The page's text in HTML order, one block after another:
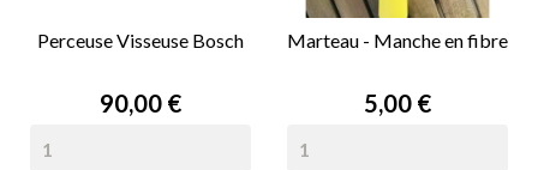
Perceuse Visseuse Bosch
Prix
90,00 €
Marteau - Manche en fibre
Prix
5,00 €